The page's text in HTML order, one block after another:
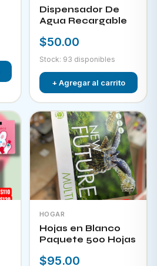
Dispensador De
Agua Recargable
$50.00
Stock: 93 disponibles
+ Agregar al carrito
HOGAR
Hojas en Blanco
Paquete 500 Hojas
$95.00